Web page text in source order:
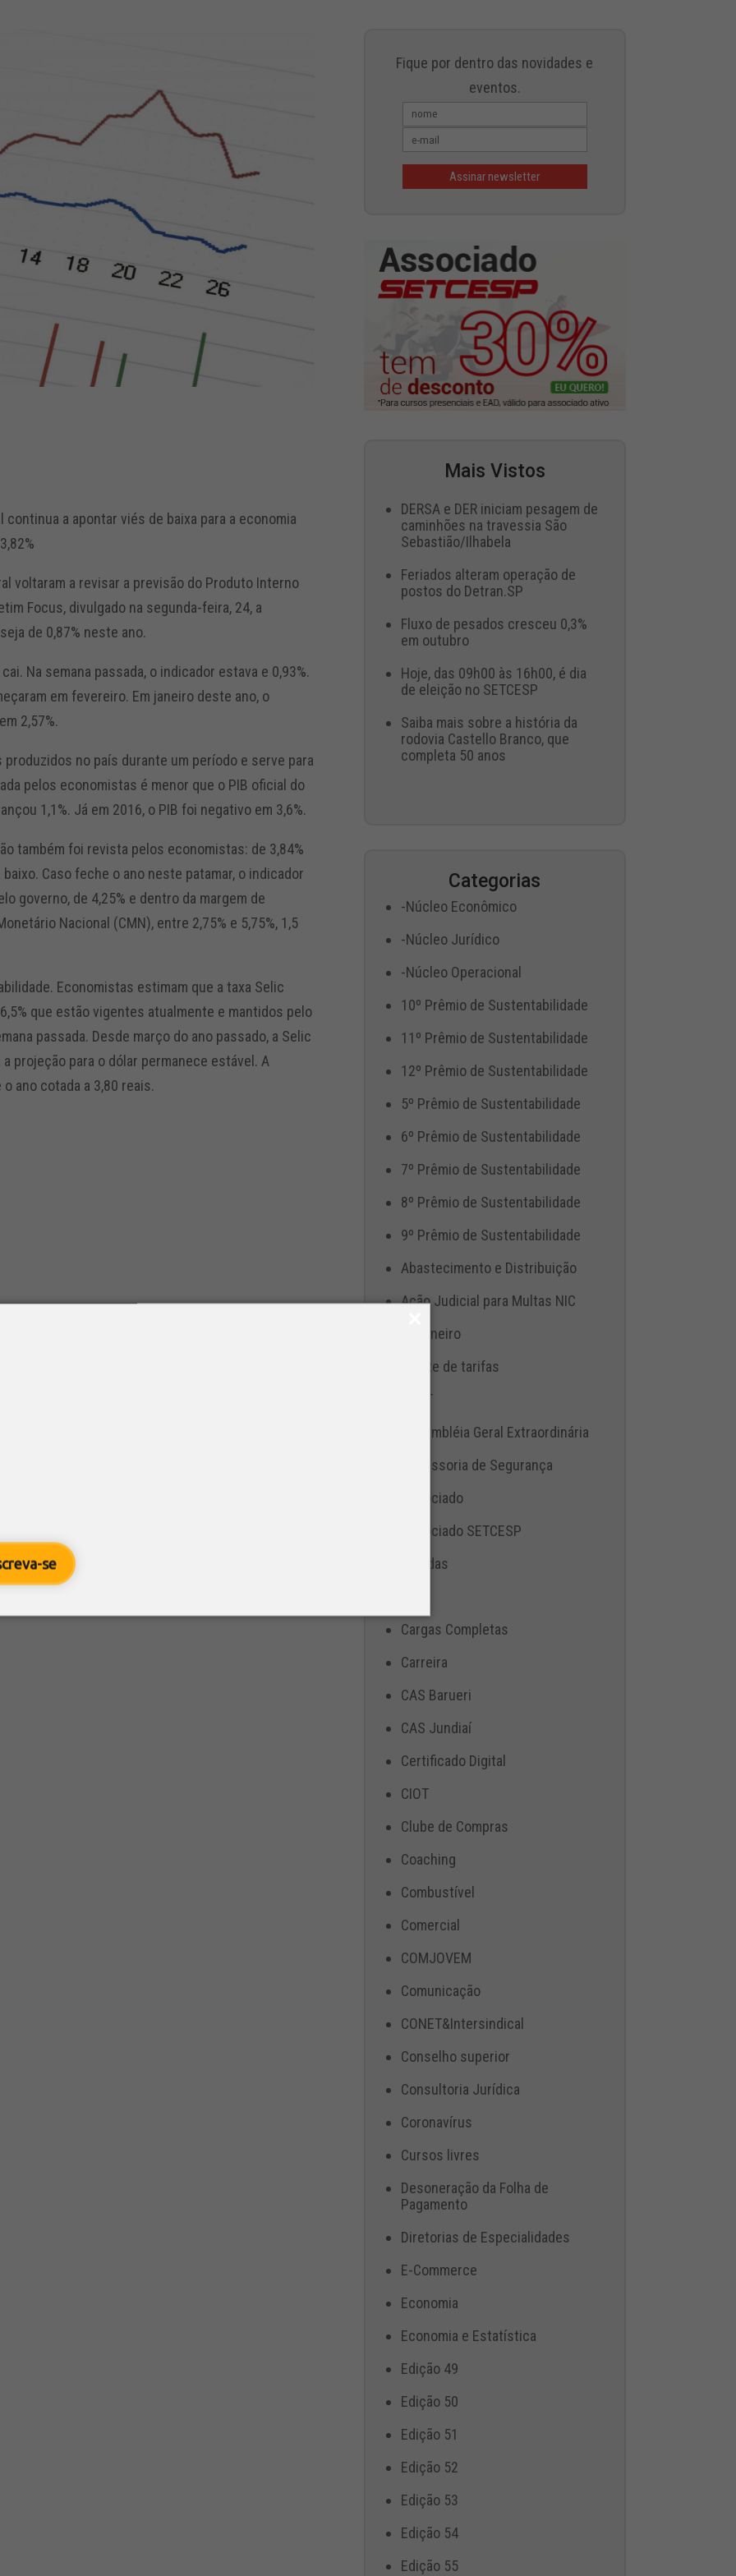
se
a apontar viés de baixa para a economia
voltaram a revisar a previsão do Produto Interno
Focus, divulgado na segunda-feira, 24, a
de 0,87% neste ano.
Na semana passada, o indicador estava e 0,93%.
em fevereiro. Em janeiro deste ano, o
2,57%.
no país durante um período e serve para
pelos economistas é menor que o PIB oficial do
1,1%. Já em 2016, o PIB foi negativo em 3,6%.
também foi revista pelos economistas: de 3,84%
Caso feche o ano neste patamar, o indicador
governo, de 4,25% e dentro da margem de
Nacional (CMN), entre 2,75% e 5,75%, 1,5
Economistas estimam que a taxa Selic
que estão vigentes atualmente e mantidos pelo
passada. Desde março do ano passado, a Selic
projeção para o dólar permanece estável. A
ano cotada a 3,80 reais.
Fique por dentro das novidades e
eventos.
Mais Vistos
DERSA e DER iniciam pesagem de
caminhões na travessia São
Sebastião/Ilhabela
Feriados alteram operação de
postos do Detran.SP
Fluxo de pesados cresceu 0,3%
em outubro
Hoje, das 09h00 às 16h00, é dia
de eleição no SETCESP
Saiba mais sobre a história da
rodovia Castello Branco, que
completa 50 anos
Categorias
-Núcleo Econômico
-Núcleo Jurídico
-Núcleo Operacional
10º Prêmio de Sustentabilidade
11º Prêmio de Sustentabilidade
12º Prêmio de Sustentabilidade
5º Prêmio de Sustentabilidade
6º Prêmio de Sustentabilidade
7º Prêmio de Sustentabilidade
8º Prêmio de Sustentabilidade
9º Prêmio de Sustentabilidade
Abastecimento e Distribuição
Ação Judicial para Multas NIC
Aduaneiro
Ajuste de tarifas
ANTT
Assembléia Geral Extraordinária
Assessoria de Segurança
Associado
Associado SETCESP
Bebidas
Cargas Completas
Carreira
CAS Barueri
CAS Jundiaí
Certificado Digital
CIOT
Clube de Compras
Coaching
Combustível
Comercial
COMJOVEM
Comunicação
CONET&Intersindical
Conselho superior
Consultoria Jurídica
Coronavírus
Cursos livres
Desoneração da Folha de
Pagamento
Diretorias de Especialidades
E-Commerce
Economia
Economia e Estatística
Edição 49
Edição 50
Edição 51
Edição 52
Edição 53
Edição 54
Edição 55